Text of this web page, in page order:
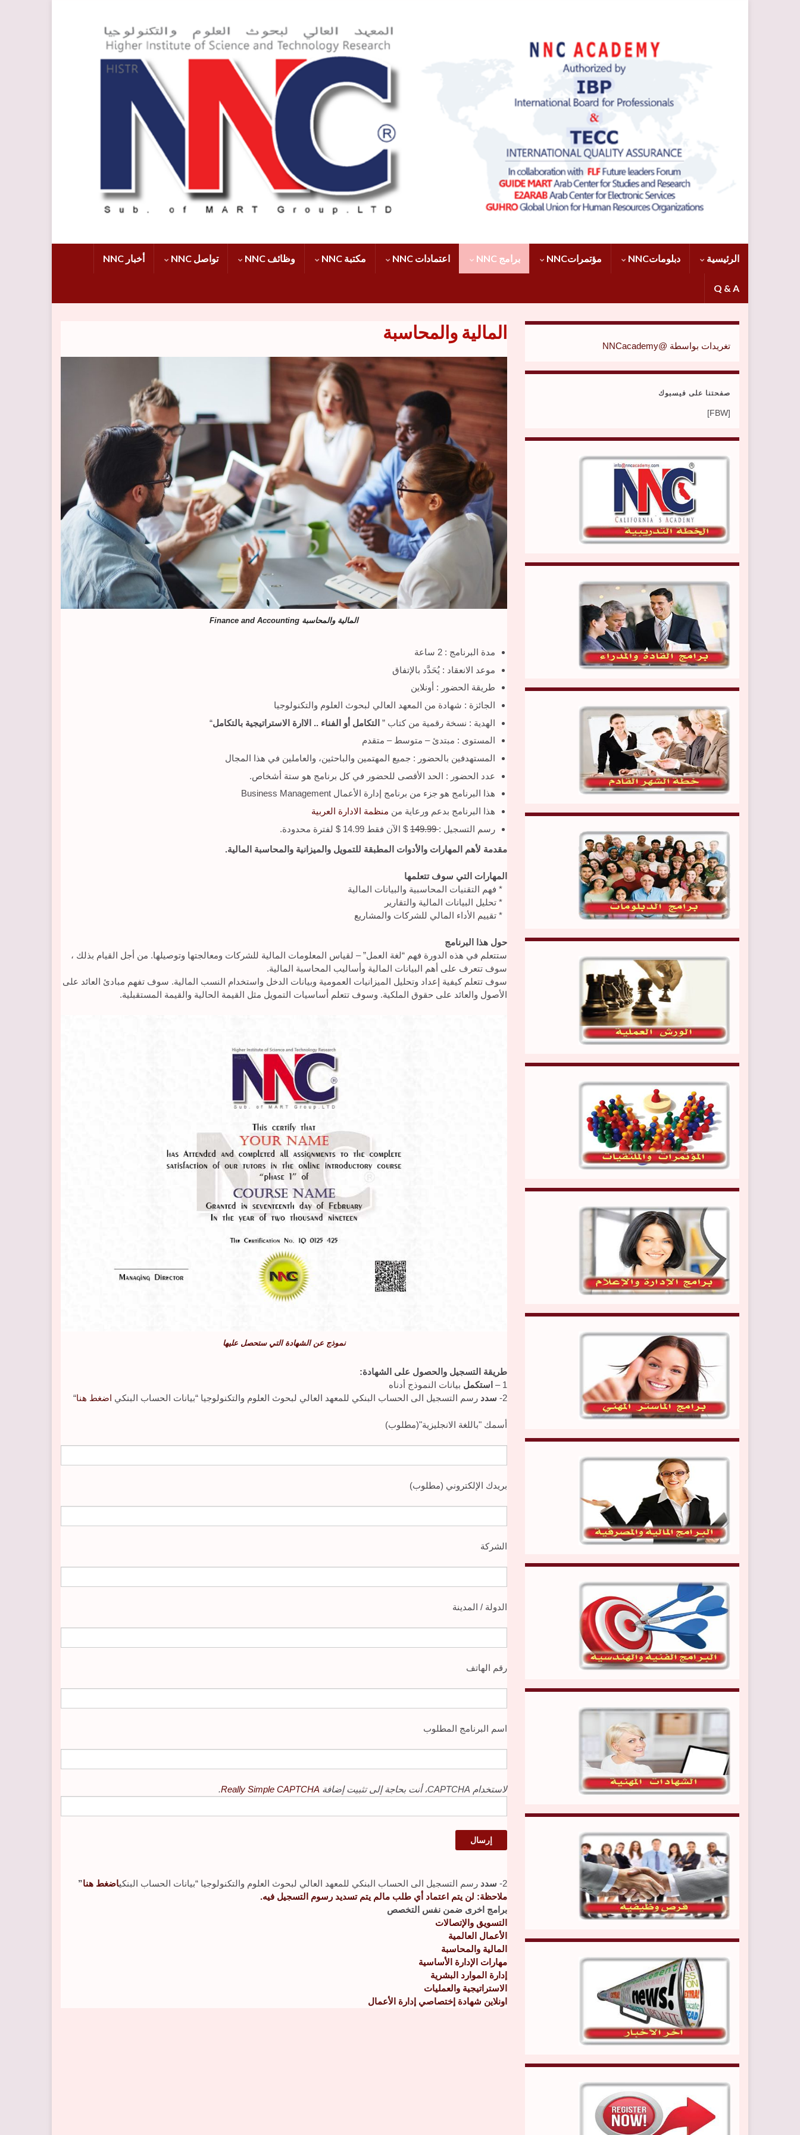
الرئيسية دبلوماتNNC مؤتمراتNNC برامج NNC اعتمادات NNC مكتبة NNC وظائف NNC تواصل NNC أخبار NNC
Q & A
المالية والمحاسبة
المالية والمحاسبة Finance and Accounting
مدة البرنامج : 2 ساعة
موعد الانعقاد : يُحَدَّد بالإتفاق
طريقة الحضور : أونلاين
الجائزة : شهادة من المعهد العالي لبحوث العلوم والتكنولوجيا
الهدية : نسخة رقمية من كتاب ” التكامل أو الفناء .. الاارة الاستراتيجية بالتكامل“
المستوى : مبتدئ – متوسط – متقدم
المستهدفين بالحضور : جميع المهتمين والباحثين، والعاملين في هذا المجال
عدد الحضور : الحد الأقصى للحضور في كل برنامج هو ستة أشخاص.
هذا البرنامج هو جزء من برنامج إدارة الأعمال Business Management
هذا البرنامج بدعم ورعاية من منظمة الادارة العربية
رسم التسجيل :149.99 $ الآن فقط 14.99 $ لفترة محدودة.
مقدمة لأهم المهارات والأدوات المطبقة للتمويل والميزانية والمحاسبة المالية.
المهارات التي سوف تتعلمها
* فهم التقنيات المحاسبية والبيانات المالية
* تحليل البيانات المالية والتقارير
* تقييم الأداء المالي للشركات والمشاريع
حول هذا البرنامج
ستتعلم في هذه الدورة فهم “لغة العمل” – لقياس المعلومات المالية للشركات ومعالجتها وتوصيلها. من أجل القيام بذلك ،
سوف تتعرف على أهم البيانات المالية وأساليب المحاسبة المالية.
سوف تتعلم كيفية إعداد وتحليل الميزانيات العمومية وبيانات الدخل واستخدام النسب المالية. سوف تفهم مبادئ العائد على
الأصول والعائد على حقوق الملكية. وسوف تتعلم أساسيات التمويل مثل القيمة الحالية والقيمة المستقبلية.
نموذج عن الشهادة التي ستحصل عليها
طريقة التسجيل والحصول على الشهادة:
1 –
استكمل بيانات النموذج أدناه
2-
سدد رسم التسجيل الى الحساب البنكي للمعهد العالي لبحوث العلوم والتكنولوجيا “بيانات الحساب البنكي اضغط هنا“
أسمك "باللغة الانجليزية"(مطلوب)
بريدك الإلكتروني (مطلوب)
الشركة
الدولة / المدينة
رقم الهاتف
اسم البرنامج المطلوب
لاستخدام CAPTCHA، أنت بحاجة إلى تثبيت إضافة Really Simple CAPTCHA
.
2- سدد رسم التسجيل الى الحساب البنكي للمعهد العالي لبحوث العلوم والتكنولوجيا “بيانات الحساب البنكياضغط هنا”
ملاحظة: لن يتم اعتماد أي طلب مالم يتم تسديد رسوم التسجيل فيه.
برامج اخرى ضمن نفس التخصص
التسويق والإتصالات
الأعمال العالمية
المالية والمحاسبة
مهارات الإدارة الأساسية
إدارة الموارد البشرية
الاستراتيجية والعمليات
اونلاين شهادة إختصاصي إدارة الأعمال
تغريدات بواسطة @NNCacademy
صفحتنا على فيسبوك
[FBW]